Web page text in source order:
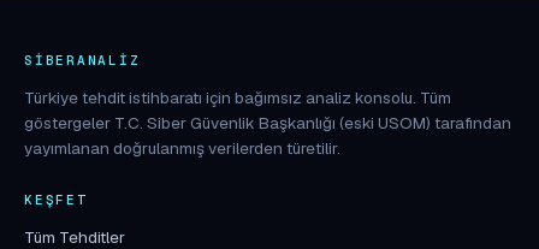
SIBERANALIZ
Türkiye tehdit istihbaratı için bağımsız analiz konsolu. Tüm
göstergeler T.C. Siber Güvenlik Başkanlığı (eski USOM) tarafından
yayımlanan doğrulanmış verilerden türetilir.
KEŞFET
Tüm Tehditler